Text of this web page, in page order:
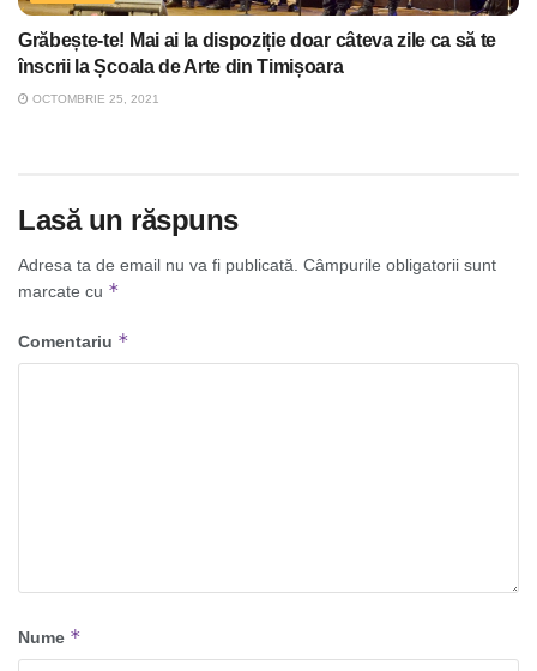
Grăbește-te! Mai ai la dispoziție doar câteva zile ca să te
înscrii la Școala de Arte din Timișoara
OCTOMBRIE 25, 2021
Lasă un răspuns
Adresa ta de email nu va fi publicată. Câmpurile obligatorii sunt
marcate cu *
Comentariu *
Nume *